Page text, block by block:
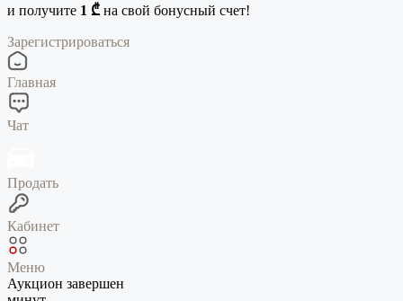
и получите 1 ₾ на свой бонусный счет!
Зарегистрироваться
Главная
Чат
Продать
Кабинет
Меню
Аукцион завершен